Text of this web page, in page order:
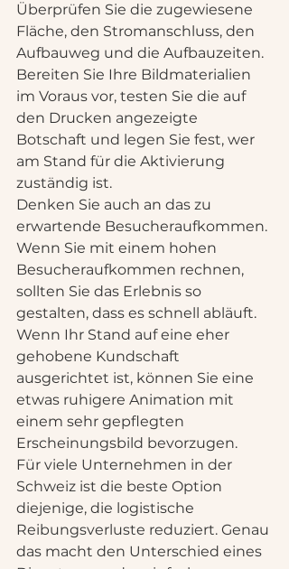
Überprüfen Sie die zugewiesene
Fläche, den Stromanschluss, den
Aufbauweg und die Aufbauzeiten.
Bereiten Sie Ihre Bildmaterialien
im Voraus vor, testen Sie die auf
den Drucken angezeigte
Botschaft und legen Sie fest, wer
am Stand für die Aktivierung
zuständig ist.
Denken Sie auch an das zu
erwartende Besucheraufkommen.
Wenn Sie mit einem hohen
Besucheraufkommen rechnen,
sollten Sie das Erlebnis so
gestalten, dass es schnell abläuft.
Wenn Ihr Stand auf eine eher
gehobene Kundschaft
ausgerichtet ist, können Sie eine
etwas ruhigere Animation mit
einem sehr gepflegten
Erscheinungsbild bevorzugen.
Für viele Unternehmen in der
Schweiz ist die beste Option
diejenige, die logistische
Reibungsverluste reduziert. Genau
das macht den Unterschied eines